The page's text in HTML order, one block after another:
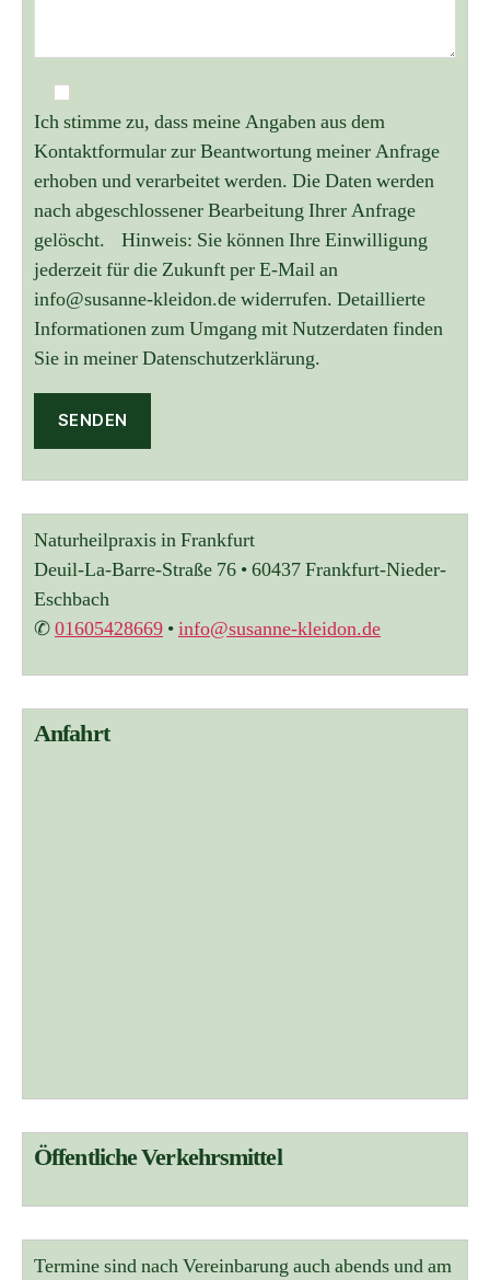
Ich stimme zu, dass meine Angaben aus dem
Kontaktformular zur Beantwortung meiner Anfrage
erhoben und verarbeitet werden. Die Daten werden
nach abgeschlossener Bearbeitung Ihrer Anfrage
gelöscht. Hinweis: Sie können Ihre Einwilligung
jederzeit für die Zukunft per E-Mail an
info@susanne-kleidon.de widerrufen. Detaillierte
Informationen zum Umgang mit Nutzerdaten finden
Sie in meiner Datenschutzerklärung.
A
e
r
n
a
t
v
Naturheilpraxis in Frankfurt
Deuil-La-Barre-Straße 76 • 60437 Frankfurt-Nieder-
Eschbach
✆01605428669 •info@susanne-kleidon.de
Anfahrt
Öffentliche Verkehrsmittel
Termine sind nach Vereinbarung auch abends und am